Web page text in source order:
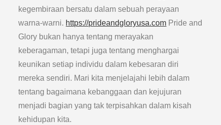
kegembiraan bersatu dalam sebuah perayaan
warna-warni. https://prideandgloryusa.com Pride and
Glory bukan hanya tentang merayakan
keberagaman, tetapi juga tentang menghargai
keunikan setiap individu dalam kebesaran diri
mereka sendiri. Mari kita menjelajahi lebih dalam
tentang bagaimana kebanggaan dan kejujuran
menjadi bagian yang tak terpisahkan dalam kisah
kehidupan kita.